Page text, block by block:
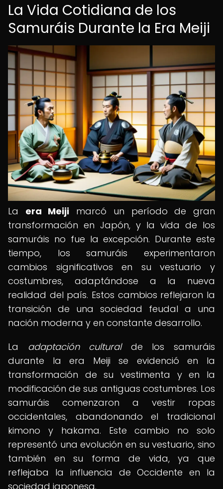
La Vida Cotidiana de los
Samuráis Durante la Era Meiji
La era Meiji marcó un período de gran
transformación en Japón, y la vida de los
samuráis no fue la excepción. Durante este
tiempo, los samuráis experimentaron
cambios significativos en su vestuario y
costumbres, adaptándose a la nueva
realidad del país. Estos cambios reflejaron la
transición de una sociedad feudal a una
nación moderna y en constante desarrollo.
La adaptación culturalde los samuráis
durante la era Meiji se evidenció en la
transformación de su vestimenta y en la
modificación de sus antiguas costumbres. Los
samuráis comenzaron a vestir ropas
occidentales, abandonando el tradicional
kimono y hakama. Este cambio no solo
representó una evolución en su vestuario, sino
también en su forma de vida, ya que
reflejaba la influencia de Occidente en la
sociedad japonesa.